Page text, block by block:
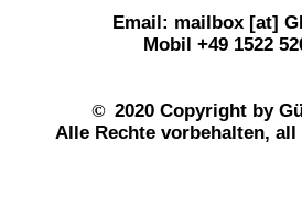
Email: mailbox [at]
Mobil +49 1522
© 2020 Copyright by
Alle Rechte vorbehalten,